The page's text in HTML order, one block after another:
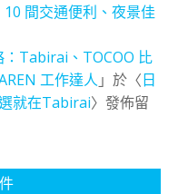
間交通便利、夜景佳
Tabirai、TOCOO 比
工作達人 」於〈日
就在Tabirai〉發佈留